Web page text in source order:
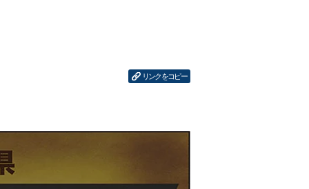
リンクをコピー